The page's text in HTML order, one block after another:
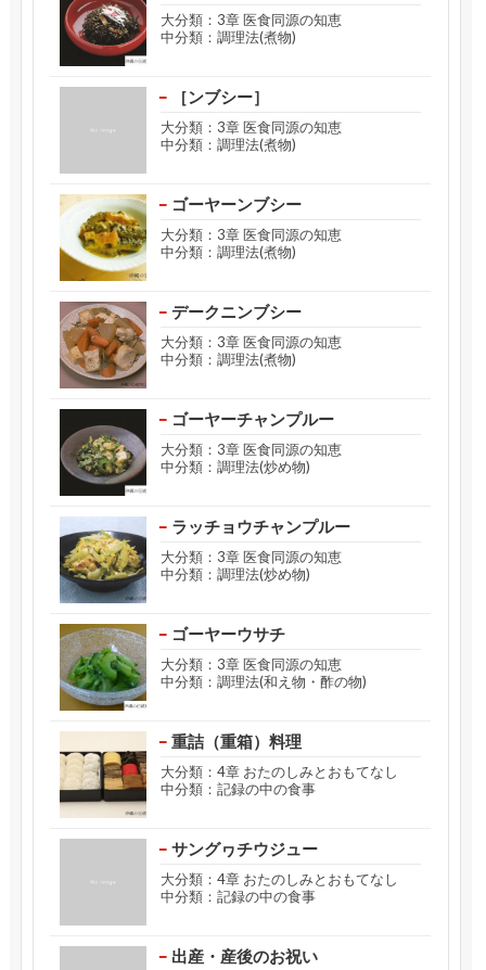
大分類：3章 医食同源の知恵
中分類：調理法(煮物)
［ンブシー］
大分類：3章 医食同源の知恵
中分類：調理法(煮物)
ゴーヤーンブシー
大分類：3章 医食同源の知恵
中分類：調理法(煮物)
デークニンブシー
大分類：3章 医食同源の知恵
中分類：調理法(煮物)
ゴーヤーチャンプルー
大分類：3章 医食同源の知恵
中分類：調理法(炒め物)
ラッチョウチャンプルー
大分類：3章 医食同源の知恵
中分類：調理法(炒め物)
ゴーヤーウサチ
大分類：3章 医食同源の知恵
中分類：調理法(和え物・酢の物)
重詰（重箱）料理
大分類：4章 おたのしみとおもてなし
中分類：記録の中の食事
サングヮチウジュー
大分類：4章 おたのしみとおもてなし
中分類：記録の中の食事
出産・産後のお祝い